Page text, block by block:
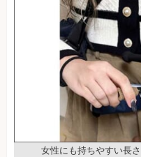
女性にも持ちやすい長さ